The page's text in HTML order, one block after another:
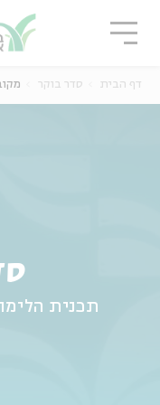
תכנית
דף הבית סדר בוקר
סגור